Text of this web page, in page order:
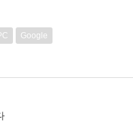
Google